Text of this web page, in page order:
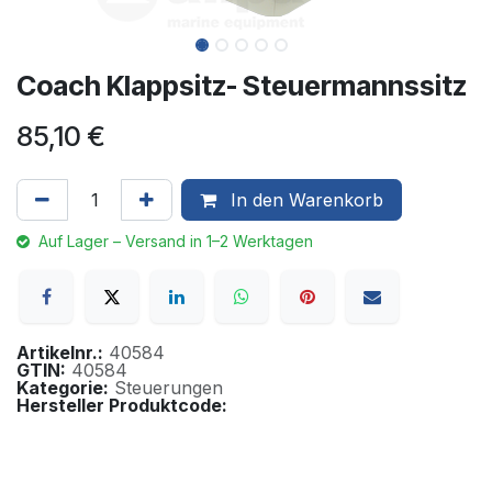
Coach Klappsitz- Steuermannssitz
85,10 €
In den Warenkorb
Auf Lager – Versand in 1–2 Werktagen
Artikelnr.: 40584
GTIN: 40584
Kategorie: Steuerungen
Hersteller Produktcode: